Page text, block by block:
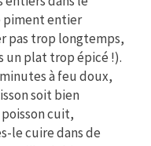
piment entier
pas trop longtemps,
un plat trop épicé !).
minutesà feu doux,
soit bien
cuit,
le cuire dans de